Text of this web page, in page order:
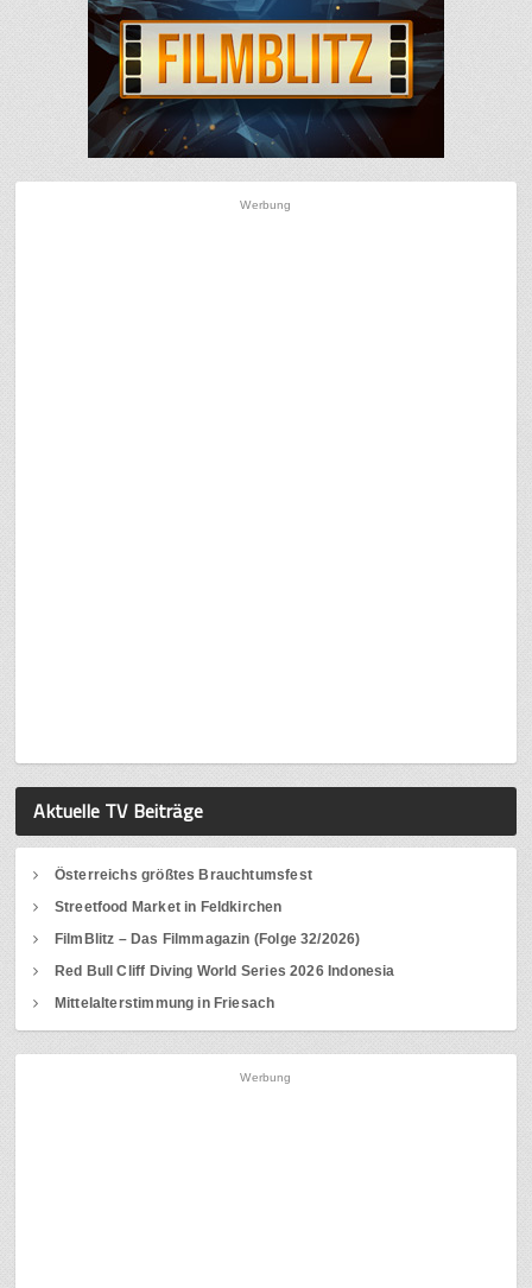
Werbung
Aktuelle TV Beiträge
Österreichs größtes Brauchtumsfest
Streetfood Market in Feldkirchen
FilmBlitz – Das Filmmagazin (Folge 32/2026)
Red Bull Cliff Diving World Series 2026 Indonesia
Mittelalterstimmung in Friesach
Werbung